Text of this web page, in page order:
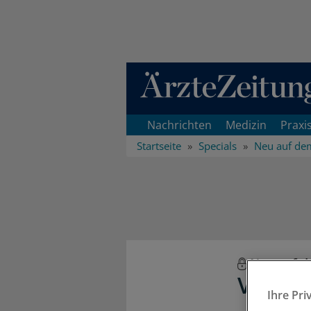
Direkt zum Inhaltsbereich
Nachrichten Medizin
Startseite Specials Neu auf
Neu auf
Ihre